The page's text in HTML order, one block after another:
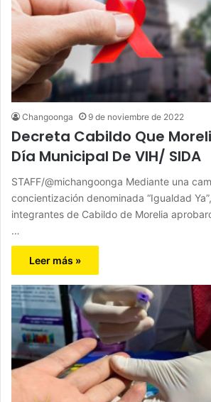
Changoonga 9 de noviembre de 2022
Decreta Cabildo Que
Día Municipal De VIH/ SIDA
STAFF/@michangoonga Mediante una
concientización denominada “Igualdad
integrantes de Cabildo de Morelia
…
Leer más »